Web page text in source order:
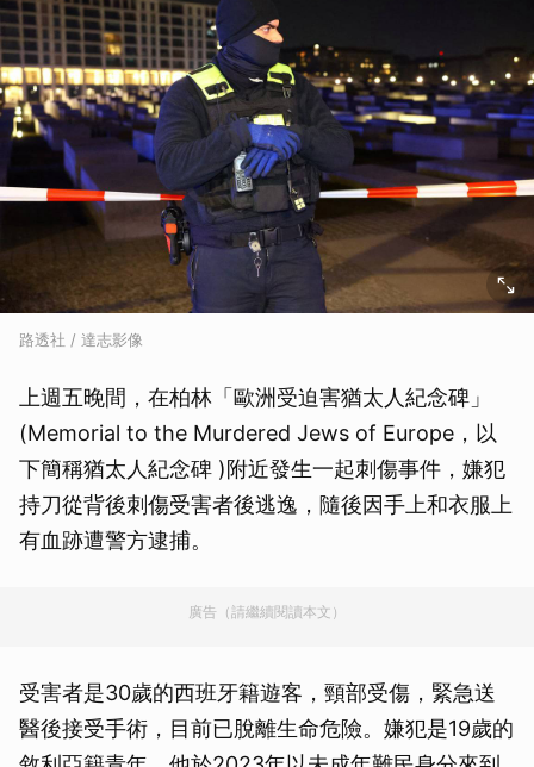
路透社 / 達志影像
上週五晚間，在柏林「歐洲受迫害猶太人紀念碑」
(Memorial to the Murdered Jews of Europe，以
下簡稱猶太人紀念碑 )附近發生一起刺傷事件，嫌犯
持刀從背後刺傷受害者後逃逸，隨後因手上和衣服上
有血跡遭警方逮捕。
廣告（請繼續閱讀本文）
受害者是30歲的西班牙籍遊客，頸部受傷，緊急送
醫後接受手術，目前已脫離生命危險。嫌犯是19歲的